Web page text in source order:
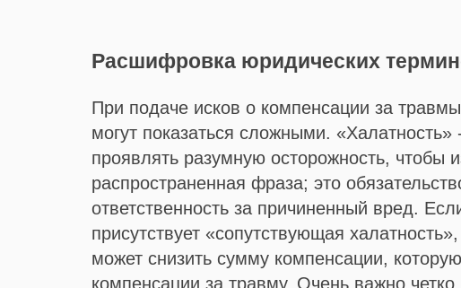
Вы
Наш
Расшифровка юридических
При подаче исков о компенсации за
могут показаться сложными.
проявлять разумную осторожность, чтобы
распространенная фраза; это
ответственность за причиненный вред.
присутствует «сопутствующая
может снизить сумму компенсации,
компенсации за травму. Очень важно